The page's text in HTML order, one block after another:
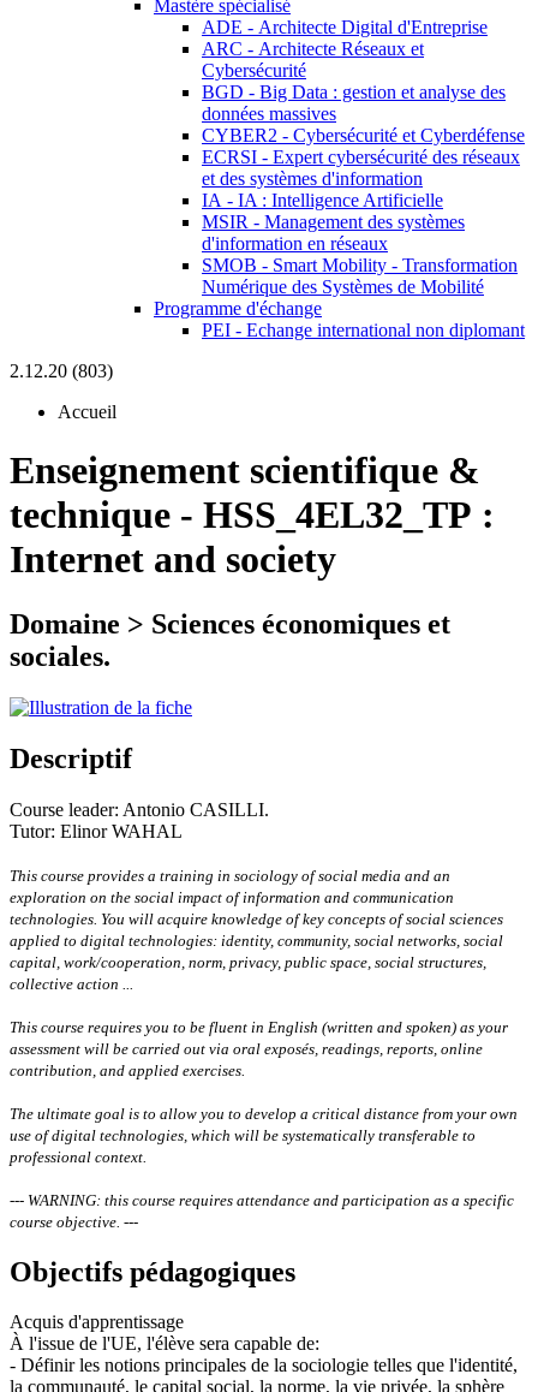
Mastère spécialisé
ADE - Architecte Digital d'Entreprise
ARC - Architecte Réseaux et
Cybersécurité
BGD - Big Data : gestion et analyse des
données massives
CYBER2 - Cybersécurité et Cyberdéfense
ECRSI - Expert cybersécurité des réseaux
et des systèmes d'information
IA - IA : Intelligence Artificielle
MSIR - Management des systèmes
d'information en réseaux
SMOB - Smart Mobility - Transformation
Numérique des Systèmes de Mobilité
Programme d'échange
PEI - Echange international non diplomant
2.12.20 (803)
Accueil
Enseignement scientifique &
technique - HSS_4EL32_TP :
Internet and society
Domaine > Sciences économiques et
sociales.
Descriptif
Course leader: Antonio CASILLI.
Tutor: Elinor WAHAL
This course provides a training in sociology of social media and an
exploration on the social impact of information and communication
technologies. You will acquire knowledge of key concepts of social sciences
applied to digital technologies: identity, community, social networks, social
capital, work/cooperation, norm, privacy, public space, social structures,
collective action ...
This course requires you to be fluent in English (written and spoken) as your
assessment will be carried out via oral exposés, readings, reports, online
contribution, and applied exercises.
The ultimate goal is to allow you to develop a critical distance from your own
use of digital technologies, which will be systematically transferable to
professional context.
--- WARNING: this course requires attendance and participation as a specific
course objective. ---
Objectifs pédagogiques
Acquis d'apprentissage
À l'issue de l'UE, l'élève sera capable de:
- Définir les notions principales de la sociologie telles que l'identité,
la communauté, le capital social, la norme, la vie privée, la sphère